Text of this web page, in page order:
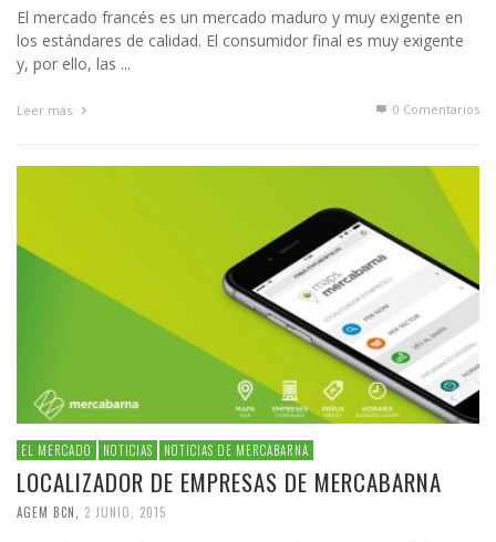
El mercado francés es un mercado maduro y muy exigente en
los estándares de calidad. El consumidor final es muy exigente
y, por ello, las ...
Leer más 0 Comentarios
EL MERCADO NOTICIAS NOTICIAS DE MERCABARNA
LOCALIZADOR DE EMPRESAS DE MERCABARNA
AGEM BCN 2 JUNIO, 2015